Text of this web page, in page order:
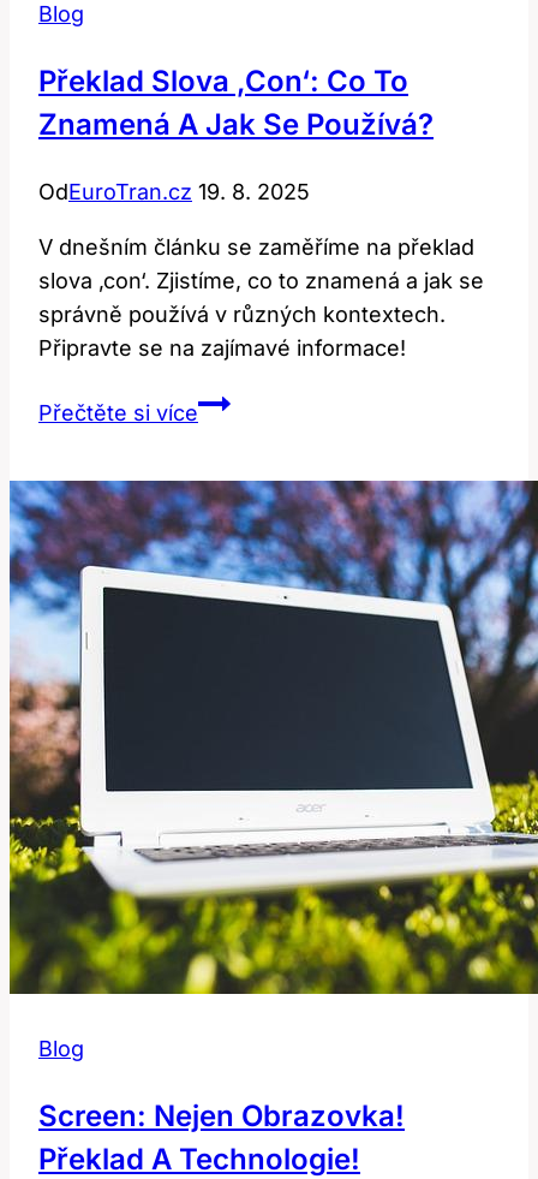
Blog
Překlad Slova ‚con‘: Co To
Znamená A Jak Se Používá?
OdEuroTran.cz 19. 8. 2025
V dnešním článku se zaměříme na překlad
slova ‚con‘. Zjistíme, co to znamená a jak se
správně používá v různých kontextech.
Připravte se na zajímavé informace!
Přečtěte si vícePřeklad
Co
To
Znamená
a
Blog
Screen: Nejen Obrazovka!
Překlad A Technologie!